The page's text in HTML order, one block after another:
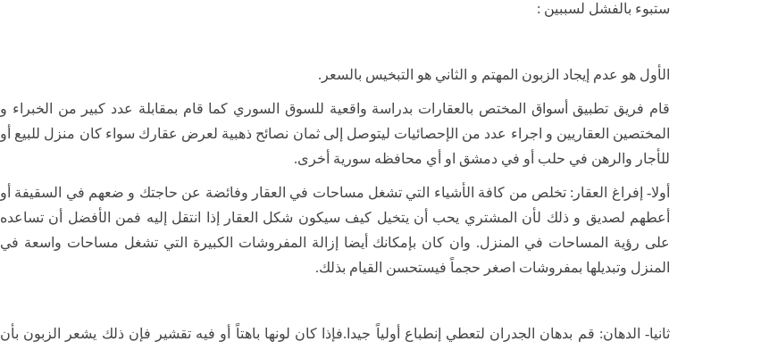
ستبوء بالفشل لسببين :
الأول هو عدم إيجاد الزبون المهتم و الثاني هو التبخيس بالسعر.
قام فريق تطبيق أسواق المختص بالعقارات بدراسة واقعية للسوق السوري كما قام بمقابلة عدد كبير من الخبراء و
المختصين العقاريين و اجراء عدد من الإحصائيات ليتوصل إلى ثمان نصائح ذهبية لعرض عقارك سواء كان منزل للبيع أو
للأجار والرهن في حلب أو في دمشق او أي محافظه سورية أخرى.
أولا- إفراغ العقار: تخلص من كافة الأشياء التي تشغل مساحات في العقار وفائضة عن حاجتك و ضعهم في السقيفة أو
أعطهم لصديق و ذلك لأن المشتري يحب أن يتخيل كيف سيكون شكل العقار إذا انتقل إليه فمن الأفضل أن تساعده
على رؤية المساحات في المنزل. وان كان بإمكانك أيضا إزالة المفروشات الكبيرة التي تشغل مساحات واسعة في
المنزل وتبديلها بمفروشات اصغر حجماً فيستحسن القيام بذلك.
ثانيا- الدهان: قم بدهان الجدران لتعطي إنطباع أولياً جيدا.فإذا كان لونها باهتاً أو فيه تقشير فإن ذلك يشعر الزبون بأن